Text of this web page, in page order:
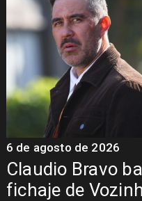
Claudio Bravo
fichaje de
6 de agosto de 2026